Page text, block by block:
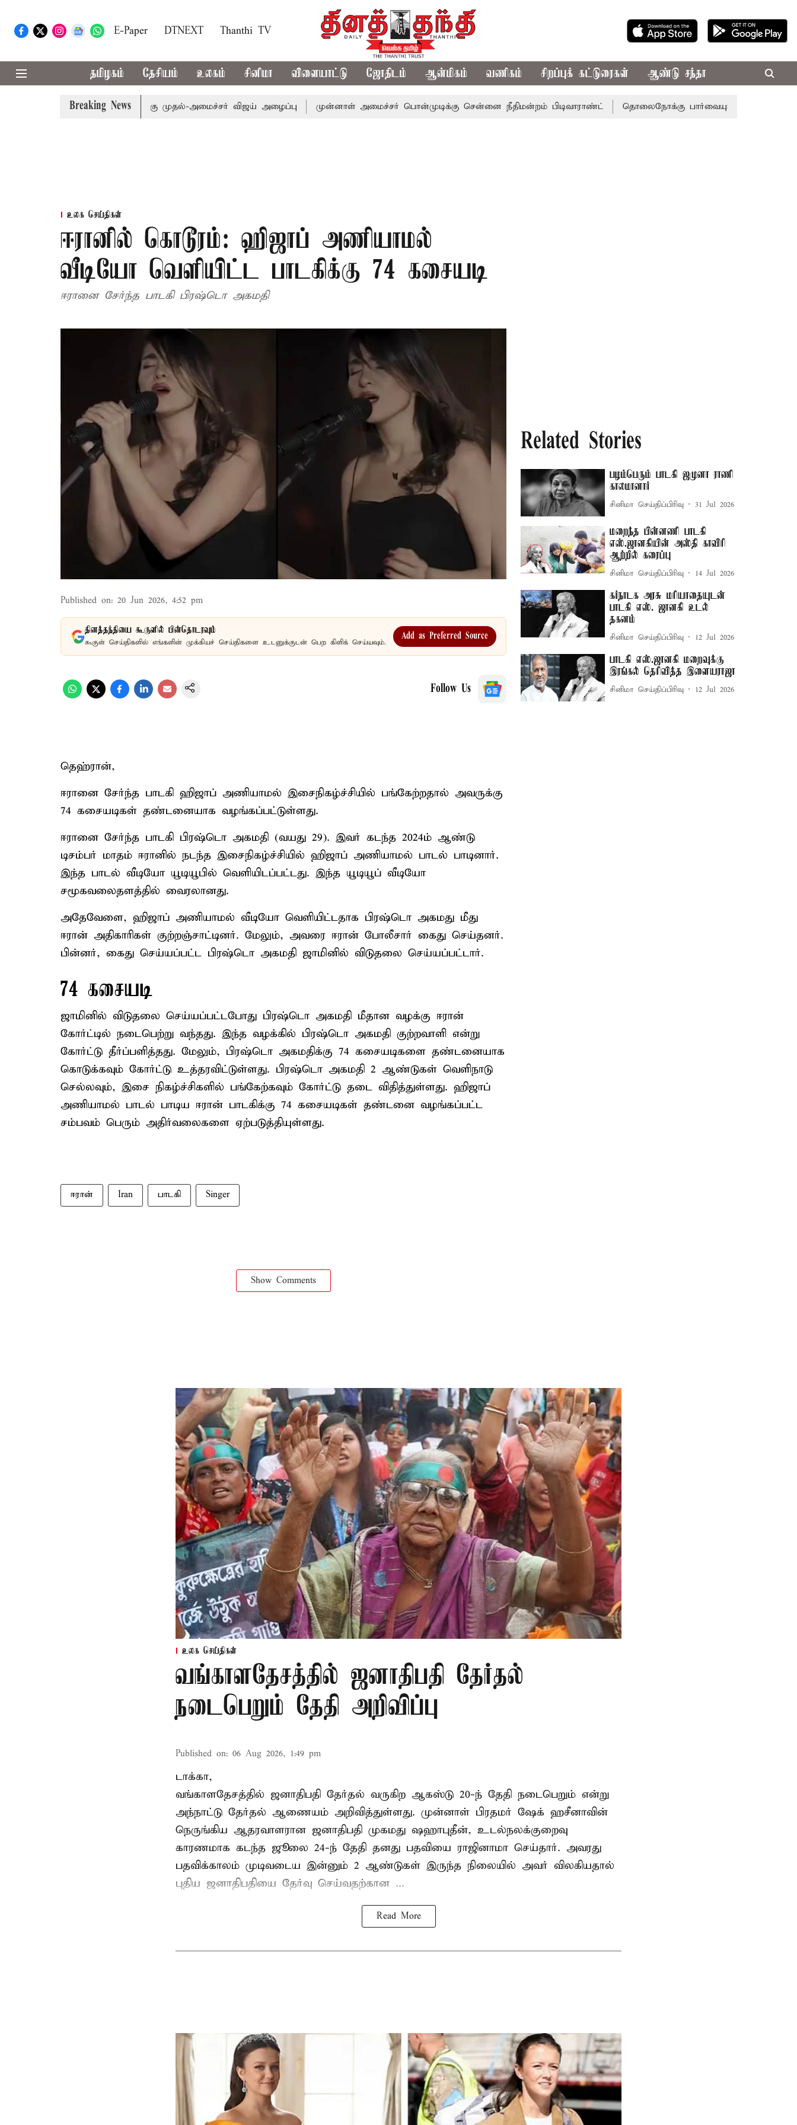
E-Paper DTNEXT Thanthi TV
தமிழகம் தேசியம் உலகம் சினிமா விளையாட்டு ஜோதிடம் ஆன்மிகம் வணிகம் சிறப்புக் கட்டுரைகள் ஆண்டு சந்தா
Breaking News
எம்.பி.க்கள் கூட்டத்துக்கு முதல்-அமைச்சர் விஜய் அழைப்பு முன்னாள் அமைச்சர் பொன்முடிக்கு சென்னை நீதிமன்றம் பிடிவாராண்ட் தொலைநோக்கு பார்வையுடன் கூடிய வேளாண்
உலக செய்திகள்
ஈரானில் கொடூரம்: ஹிஜாப் அணியாமல்
வீடியோ வெளியிட்ட பாடகிக்கு 74 கசையடி
ஈரானை சேர்ந்த பாடகி பிரஷ்டொ அகமதி
Published on: 20 Jun 2026, 4:52 pm
தினத்தந்தியை கூகுளில் பின்தொடரவும்
கூகுள் செய்திகளில் எங்களின் முக்கியச் செய்திகளை உடனுக்குடன் பெற கிளிக் செய்யவும்.
Add as Preferred Source
Follow Us
தெஹ்ரான்,
ஈரானை சேர்ந்த பாடகி ஹிஜாப் அணியாமல் இசைநிகழ்ச்சியில் பங்கேற்றதால் அவருக்கு
74 கசையடிகள் தண்டனையாக வழங்கப்பட்டுள்ளது.
ஈரானை சேர்ந்த பாடகி பிரஷ்டொ அகமதி (வயது 29). இவர் கடந்த 2024ம் ஆண்டு
டிசம்பர் மாதம் ஈரானில் நடந்த இசைநிகழ்ச்சியில் ஹிஜாப் அணியாமல் பாடல் பாடினார்.
இந்த பாடல் வீடியோ யூடியூபில் வெளியிடப்பட்டது. இந்த யூடியூப் வீடியோ
சமூகவலைதளத்தில் வைரலானது.
அதேவேளை, ஹிஜாப் அணியாமல் வீடியோ வெளியிட்டதாக பிரஷ்டொ அகமது மீது
ஈரான் அதிகாரிகள் குற்றஞ்சாட்டினர். மேலும், அவரை ஈரான் போலீசார் கைது செய்தனர்.
பின்னர், கைது செய்யப்பட்ட பிரஷ்டொ அகமதி ஜாமினில் விடுதலை செய்யப்பட்டார்.
74 கசையடி
ஜாமினில் விடுதலை செய்யப்பட்டபோது பிரஷ்டொ அகமதி மீதான வழக்கு ஈரான்
கோர்ட்டில் நடைபெற்று வந்தது. இந்த வழக்கில் பிரஷ்டொ அகமதி குற்றவாளி என்று
கோர்ட்டு தீர்ப்பளித்தது. மேலும், பிரஷ்டொ அகமதிக்கு 74 கசையடிகளை தண்டனையாக
கொடுக்கவும் கோர்ட்டு உத்தரவிட்டுள்ளது. பிரஷ்டொ அகமதி 2 ஆண்டுகள் வெளிநாடு
செல்லவும், இசை நிகழ்ச்சிகளில் பங்கேற்கவும் கோர்ட்டு தடை விதித்துள்ளது. ஹிஜாப்
அணியாமல் பாடல் பாடிய ஈரான் பாடகிக்கு 74 கசையடிகள் தண்டனை வழங்கப்பட்ட
சம்பவம் பெரும் அதிர்வலைகளை ஏற்படுத்தியுள்ளது.
ஈரான் Iran பாடகி Singer
Show Comments
Related Stories
பழம்பெரும் பாடகி ஜமுனா ராணி
காலமானார்
சினிமா செய்திப்பிரிவு 31 Jul 2026
மறைந்த பின்னணி பாடகி
எஸ்.ஜானகியின் அஸ்தி காவிரி
ஆற்றில் கரைப்பு
சினிமா செய்திப்பிரிவு 14 Jul 2026
கர்நாடக அரசு மரியாதையுடன்
பாடகி எஸ். ஜானகி உடல்
தகனம்
சினிமா செய்திப்பிரிவு 12 Jul 2026
பாடகி எஸ்.ஜானகி மறைவுக்கு
இரங்கல் தெரிவித்த இளையராஜா
சினிமா செய்திப்பிரிவு 12 Jul 2026
உலக செய்திகள்
வங்காளதேசத்தில் ஜனாதிபதி தேர்தல்
நடைபெறும் தேதி அறிவிப்பு
Published on: 06 Aug 2026, 1:49 pm
டாக்கா,
வங்காளதேசத்தில் ஜனாதிபதி தேர்தல் வருகிற ஆகஸ்டு 20-ந் தேதி நடைபெறும் என்று
அந்நாட்டு தேர்தல் ஆணையம் அறிவித்துள்ளது. முன்னாள் பிரதமர் ஷேக் ஹசீனாவின்
நெருங்கிய ஆதரவாளரான ஜனாதிபதி முகமது ஷஹாபுதீன், உடல்நலக்குறைவு
காரணமாக கடந்த ஜூலை 24-ந் தேதி தனது பதவியை ராஜினாமா செய்தார். அவரது
பதவிக்காலம் முடிவடைய இன்னும் 2 ஆண்டுகள் இருந்த நிலையில் அவர் விலகியதால்
புதிய ஜனாதிபதியை தேர்வு செய்வதற்கான ...
Read More